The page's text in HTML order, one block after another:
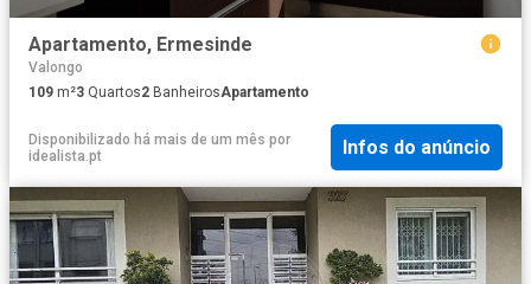
Apartamento, Ermesinde
Valongo
109 m²3 Quartos2 BanheirosApartamento
Disponibilizado há mais de um mês por
idealista.pt
Infos do anúncio